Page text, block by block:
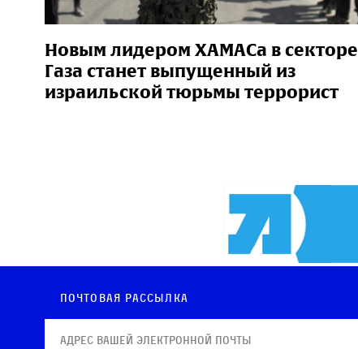
Новым лидером ХАМАСа в секторе
Газа станет выпущенный из
израильской тюрьмы террорист
Почтовая рассылка